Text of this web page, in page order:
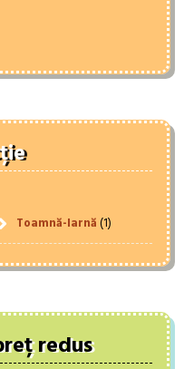
Toamnă-Iarnă(1)
redus